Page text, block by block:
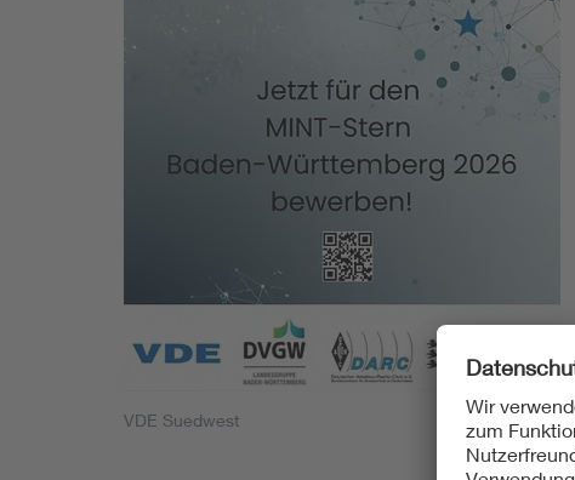
VDE Suedwest